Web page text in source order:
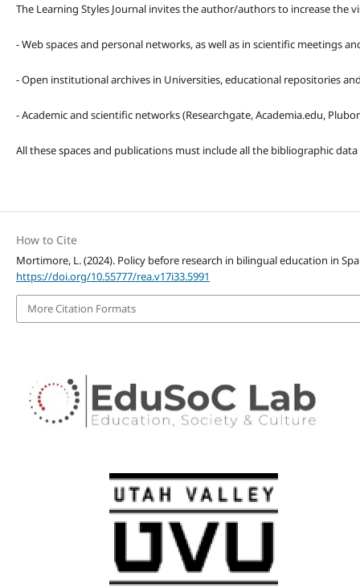
The Learning Styles Journal invites the author/authors to increase the
- Web spaces and personal networks, as well as in scientific meetings
- Open institutional archives in Universities, educational repositories
- Academic and scientific networks (Researchgate, Academia.edu,
All these spaces and publications must include all the bibliographic
How to Cite
Mortimore, L. (2024). Policy before research in bilingual education in
https://doi.org/10.55777/rea.v17i33.5991
More Citation Formats